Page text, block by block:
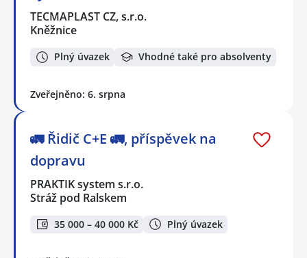
TECMAPLAST CZ, s.r.o.
Kněžnice
Plný úvazek Vhodné také pro absolventy
Zveřejněno: 6. srpna
🚛 Řidič C+E 🚛, příspěvek na
dopravu
PRAKTIK system s.r.o.
Stráž pod Ralskem
35 000 – 40 000 Kč Plný úvazek